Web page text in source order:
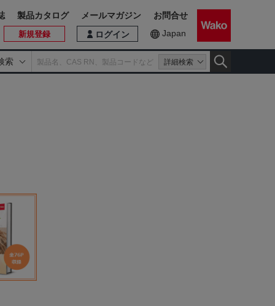
索 詳細検索
ログイン
新規登録 Japan
製品カタログ メールマガジン お問合せ